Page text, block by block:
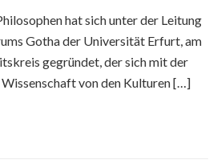
hat sich unter der Leitung
Gotha der Universität Erfurt, am
gegründet, der sich mit der
von den Kulturen […]